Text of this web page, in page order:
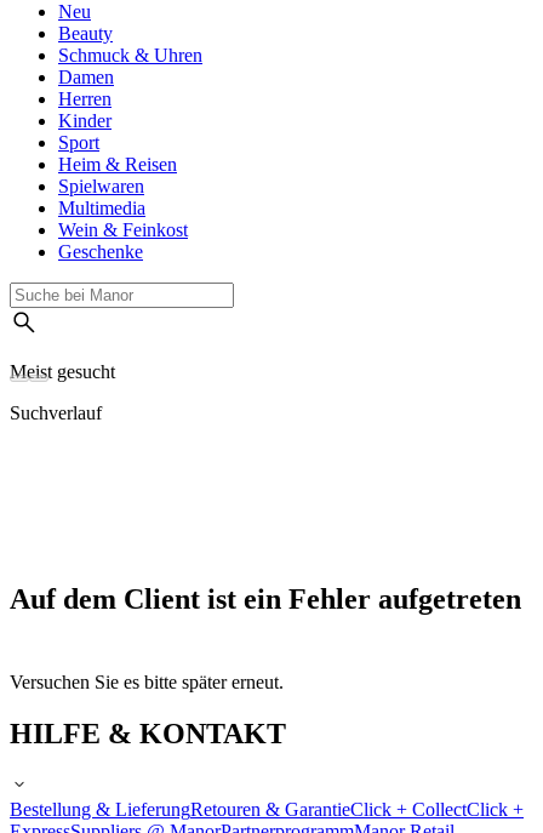
Neu
Beauty
Schmuck & Uhren
Damen
Herren
Kinder
Sport
Heim & Reisen
Spielwaren
Multimedia
Wein & Feinkost
Geschenke
Meist gesucht
Suchverlauf
Auf dem Client ist ein Fehler aufgetreten
Versuchen Sie es bitte später erneut.
HILFE & KONTAKT
Bestellung & LieferungRetouren & GarantieClick + CollectClick +